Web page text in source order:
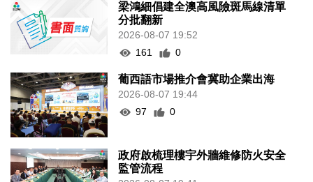
梁鴻細倡建全澳高風險斑馬線清單
分批翻新
2026-08-07 19:52
161
0
葡西語市場推介會冀助企業出海
2026-08-07 19:44
97
0
政府啟梳理樓宇外牆維修防火安全
監管流程